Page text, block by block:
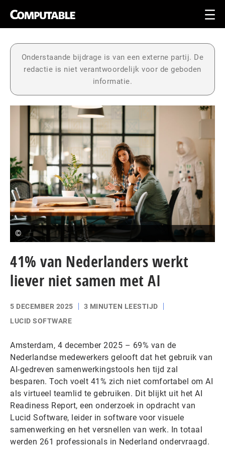
Onderstaande bijdrage is van een externe partij. De
redactie is niet verantwoordelijk voor de geboden
informatie.
©
41% van Nederlanders werkt
liever niet samen met AI
5 DECEMBER 2025
3 MINUTEN LEESTIJD
LUCID SOFTWARE
Amsterdam, 4 december 2025 – 69% van de
Nederlandse medewerkers gelooft dat het gebruik van
AI-gedreven samenwerkingstools hen tijd zal
besparen. Toch voelt 41% zich niet comfortabel om AI
als virtueel teamlid te gebruiken. Dit blijkt uit het AI
Readiness Report, een onderzoek in opdracht van
Lucid Software, leider in software voor visuele
samenwerking en het versnellen van werk. In totaal
werden 261 professionals in Nederland ondervraagd.